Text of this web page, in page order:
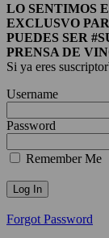
LO SENTIMOS
EXCLUSVO
PUEDES SER
PRENSA DE
Si ya eres
Username
Password
Remember Me
Forgot Password